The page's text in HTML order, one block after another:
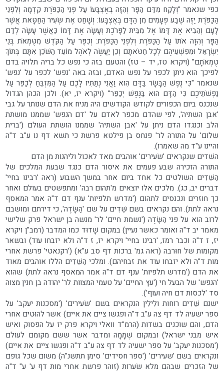
כפי שנאמר "וְלָקַח מִדַּם הַפָּר וְהִזָּה בְאֶצְבָּעוֹ עַל פְּנֵי הַכַּפֹּרֶת קֵדְמָה וְלִפְנֵי
הַכַּפֹּרֶת יַזֶּה שֶׁבַע פְּעָמִים מִן הַדָּם בְּאֶצְבָּעוֹ: וְשָׁחַט אֶת שְׂעִיר הַחַטָּאת אֲשֶׁר
לָעָם וְהֵבִיא אֶת דָּמוֹ אֶל מִבֵּית לַפָּרֹכֶת וְעָשָׂה אֶת דָּמוֹ כַּאֲשֶׁר עָשָׂה לְדַם
הַפָּר וְהִזָּה אֹתוֹ עַל הַכַּפֹּרֶת וְלִפְנֵי הַכַּפֹּרֶת: וְכִפֶּר עַל הַקֹּדֶשׁ מִטֻּמְאֹת בְּנֵי
יִשְׂרָאֵל וּמִפִּשְׁעֵיהֶם לְכָל חַטֹּאתָם וְכֵן יַעֲשֶׂה לְאֹהֶל מוֹעֵד הַשֹּׁכֵן אִתָּם בְּתוֹךְ
טֻמְאֹתָם" (ויקרא טז, יד – טז) והטעם בזה כי נפש כל בריה תלויה בדם
לפיכך הוא ניתן לכפר על נפש האדם, ובזה באה 'נפש' לכפר על 'נפש'
שנאמר "כִּי נֶפֶשׁ הַבָּשָׂר בַּדָּם הִוא וַאֲנִי נְתַתִּיו לָכֶם עַל הַמִּזְבֵּחַ לְכַפֵּר עַל
נַפְשֹׁתֵיכֶם כִּי הַדָּם הוּא בַּנֶּפֶשׁ יְכַפֵּר" (ויקרא יז, יא). ולכן הכהן הגדול
שנכנס ביום הכפורים לקודש הקודשים היה מניח את הדם שנותר על גבי
'אבן השתיה', לפי שהדם מכפר לאדם על 'דם הנפש' שממנו מושתת
הלב וכנגדו הדם ניתן על 'אבן השתיה' שממנו הושתת העולם ('ברית
שלום' על התורה לר' פנחס בן פילטא פרשת כי תשא דף נו ע"ב ד"ה
והיינו ע"ד מה שאמרו).
השׁדים שנקראים 'שׂעירים' אוהבים מאד לאכול וליהנות מן הדם
התורה הזכירה שבע פעמים את איסור הדם כנגד שבעת המלכים של
הַשֵּׁדִים השולטים כל אחד ביום אחר במשך השבוע (ראה 'רבינו בחיי'
דברים יב, כג). מלכים אלו יוצאים מ'תהום רבה' ומתפשטים בעולם ואחר
כך חוזרים ונכנסים לתהום ('מדרש תלפיות' ענף דם ד"ה אמר המאסף
נראה לתת). והם נקראים בשם שֵּׁדִים על שם 'הַשָּׂדֶה', כי דירתם ומושבם
לרוב הוא על פני הַשָּׂדֶה ('נשמת חיים' לר' מנשה בן ישראל פרק שלישי
מאמר יב ד"ה ואומר כאשר נעיין) במקום שָׁדוּד כמו המדבר (רמב"ן ויקרא
יז, ז ד"ה וכבר רמז, 'רבינו בחיי' ויקרא יז, ז ד"ה ולא יזבחו עוד) ובשאר
מקומות של חוּרבה (ראה גמ' ברכות דף סב ע"א) ('רקנאטי' פרשת אחרי
מות ד"ה ולא יזבחו עוד את זבחיהם). ומלכי הַשֵּׁדִים הללו אוהבים מאוד
את הדם ('מדרש תלפיות' ענף דם ד"ה אמר המאסף נראה לתת) שהוא
'הנפש' של הבעל חי ('עץ החיים' על טעמי המצוות לר' יהודה בן חנין מצוה
סד 'לכסות דם חיה ועוף').
ישנם שֵּׁדִים רוחות ולִילִין הנקראים בשם 'שׂעירים' ('מסכנות יעקב' על
ספר ישעיה לד דף צה ע"ב ד"ה ופגשו ציים את איים) אשר להוּטים אחרי
הדם, והם שוכנים בשדות (הרמ"ד וואלי ויקרא פרק יז על הפסוק ואיש
איש מבני ישראל) ובמקום שְׁמָמָה ומדבר אשר ששם מקומם לעולם
('מסכנות יעקב' על ספר ישעיה לד דף צה ע"ב ד"ה ופגשו ציים את איים)
ונקראים בשם 'שעירים' ('ספר חסידים' סימן תתשנ"ה) משום שכל גופם
של הזכרים שבהם מלא שׂערות (זוהר פרשת אחרי מות דף ע' ע" ד"ה